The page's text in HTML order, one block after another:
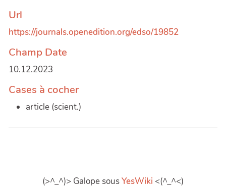
Url
https://journals.openedition.org/edso/19852
Champ Date
10.12.2023
Cases à cocher
article (scient.)
(>^_^)> Galope sousYesWiki <(^_^<)